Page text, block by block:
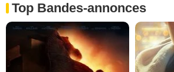
Top Bandes-annonces